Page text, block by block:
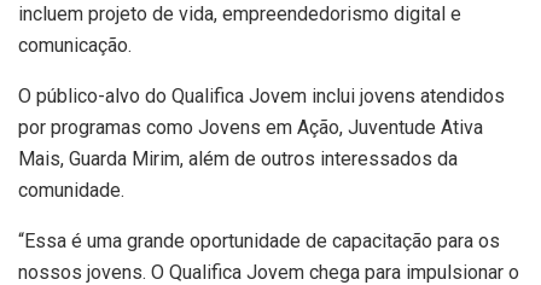
incluem projeto de vida, empreendedorismo digital e
comunicação.
O público-alvo do Qualifica Jovem inclui jovens atendidos
por programas como Jovens em Ação, Juventude Ativa
Mais, Guarda Mirim, além de outros interessados da
comunidade.
“Essa é uma grande oportunidade de capacitação para os
nossos jovens. O Qualifica Jovem chega para impulsionar o